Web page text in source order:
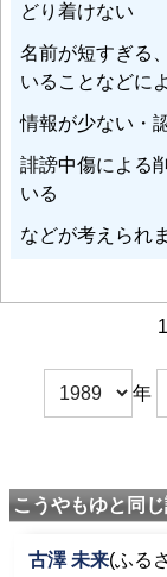
どり着けない
名前が短すぎる
いることなどに
情報が少ない・
誹謗中傷による
いる
などが考えられ
年
こうやもゆと同
古澤 未来(ふる